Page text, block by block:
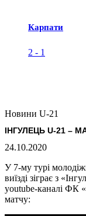
Карпати
2 - 1
Новини U-21
ІНГУЛЕЦЬ U-21 –
24.10.2020
У 7-му турі
виїзді зіграє з
youtube-каналі ФК
матчу: